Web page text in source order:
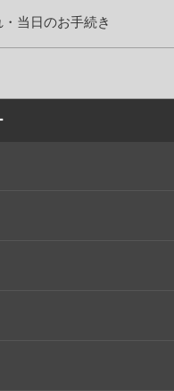
当日のお手続き